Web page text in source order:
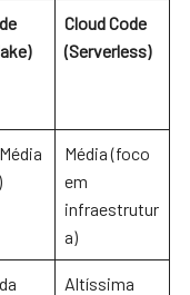
Cloud Code
(Serverless)
Média (foco
em
infraestrutur
a)
Altíssima